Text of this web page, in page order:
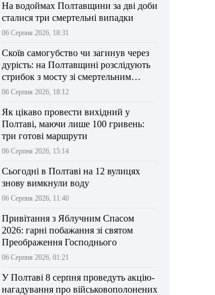
На водоймах Полтавщини за дві доби
сталися три смертельні випадки
06 Серпня 2026, 18:31
Скоїв самогубство чи загинув через
дурість: на Полтавщині розслідують
стрибок з мосту зі смертельним
результатом
06 Серпня 2026, 18:12
Як цікаво провести вихідний у
Полтаві, маючи лише 100 гривень:
три готові маршрути
06 Серпня 2026, 15:14
Сьогодні в Полтаві на 12 вулицях
знову вимкнули воду
06 Серпня 2026, 11:40
Привітання з Яблучним Спасом
2026: гарні побажання зі святом
Преображення Господнього
06 Серпня 2026, 01:21
У Полтаві 8 серпня проведуть акцію-
нагадування про військовополонених